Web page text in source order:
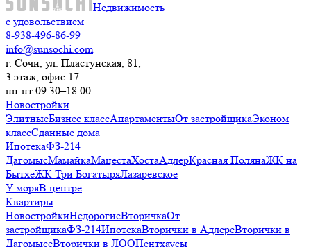
Недвижимость –
с удовольствием
8-938-496-86-99
info@sunsochi.com
г. Сочи, ул. Пластунская, 81,
3 этаж, офис 17
пн-пт 09:30–18:00
Новостройки
ЭлитныеБизнес классАпартаментыОт застройщикаЭконом
классСданные дома
ИпотекаФЗ-214
ДагомысМамайкаМацестаХостаАдлерКрасная ПолянаЖК на
БытхеЖК Три БогатыряЛазаревское
У моряВ центре
Квартиры
НовостройкиНедорогиеВторичкаОт
застройщикаФЗ-214ИпотекаВторички в АдлереВторички в
ДагомысеВторички в ЛООПентхаусы